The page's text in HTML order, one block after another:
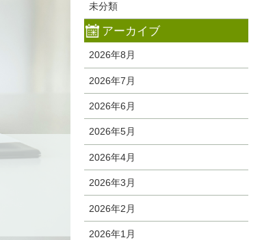
未分類
アーカイブ
2026年8月
2026年7月
2026年6月
2026年5月
2026年4月
2026年3月
2026年2月
2026年1月